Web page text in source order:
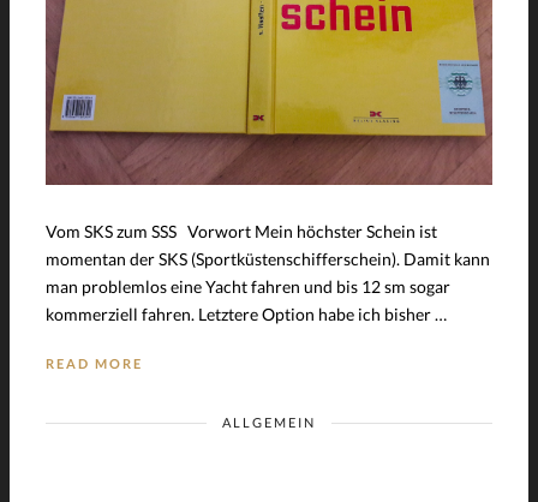
Vom SKS zum SSS Vorwort Mein höchster Schein ist
momentan der SKS (Sportküstenschifferschein). Damit kann
man problemlos eine Yacht fahren und bis 12 sm sogar
kommerziell fahren. Letztere Option habe ich bisher …
READ MORE
ALLGEMEIN